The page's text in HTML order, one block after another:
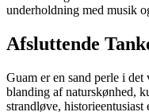
underholdning med musik
Afsluttende
Guam er en sand perle i
blanding af naturskønhed,
strandløve,